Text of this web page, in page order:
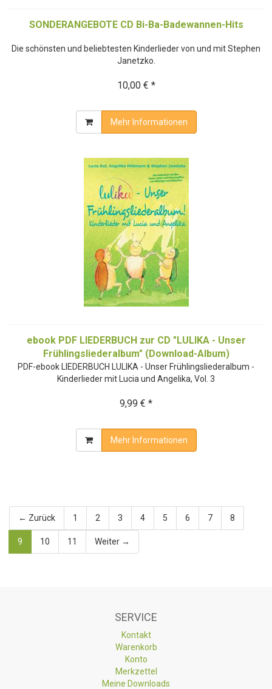
SONDERANGEBOTE CD Bi-Ba-Badewannen-Hits
Die schönsten und beliebtesten Kinderlieder von und mit Stephen
Janetzko.
10,00 € *
Mehr Informationen
ebook PDF LIEDERBUCH zur CD "LULIKA - Unser
Frühlingsliederalbum" (Download-Album)
PDF-ebook LIEDERBUCH LULIKA - Unser Frühlingsliederalbum -
Kinderlieder mit Lucia und Angelika, Vol. 3
9,99 € *
Mehr Informationen
← Zurück 1 2 3 4 5 6 7 8
9 10 11 Weiter →
SERVICE
Kontakt
Warenkorb
Konto
Merkzettel
Meine Downloads